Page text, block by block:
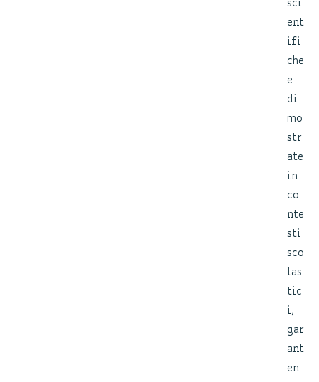
sci
ent
ifi
che
e
di
mo
str
ate
in
co
nte
sti
sco
las
tic
i,
gar
ant
en